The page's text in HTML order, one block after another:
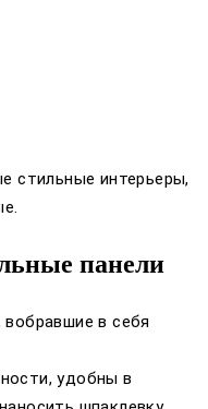
стильные интерьеры,
панели
в себя
удобны в